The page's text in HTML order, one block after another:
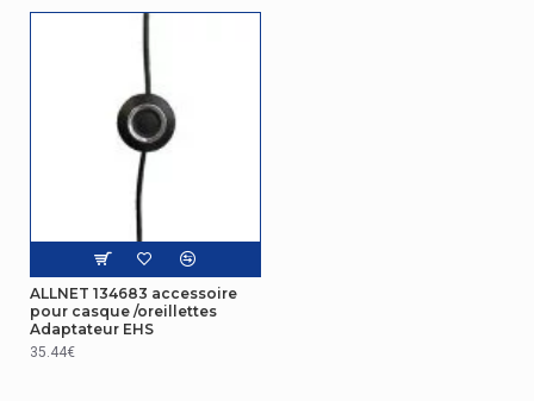
ALLNET 134683 accessoire
pour casque /oreillettes
Adaptateur EHS
35.44€